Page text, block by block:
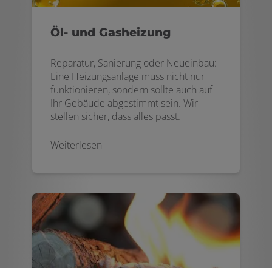
Öl- und Gasheizung
Reparatur, Sanierung oder Neueinbau:
Eine Heizungsanlage muss nicht nur
funktionieren, sondern sollte auch auf
Ihr Gebäude abgestimmt sein. Wir
stellen sicher, dass alles passt.
Weiterlesen